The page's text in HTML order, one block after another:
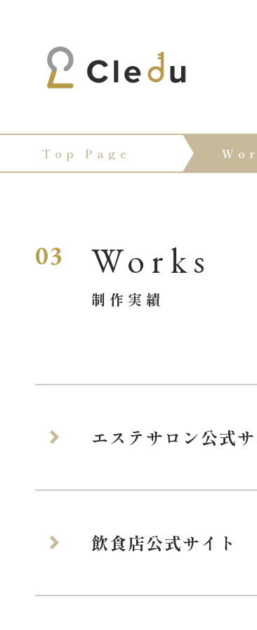
Top Page
03 Works
制作実績
エステサロン公式サ
飲食店公式サイト